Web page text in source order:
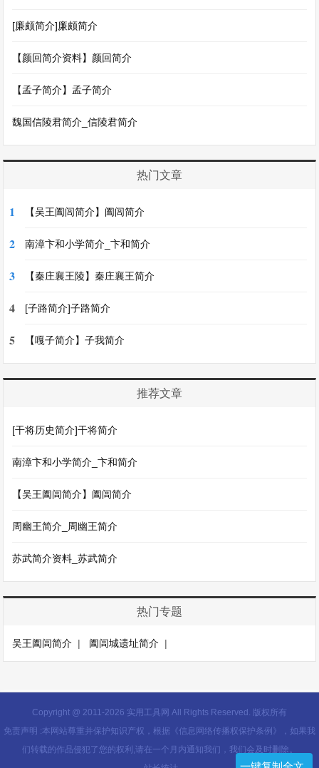
[廉颇简介]廉颇简介
【颜回简介资料】颜回简介
【孟子简介】孟子简介
魏国信陵君简介_信陵君简介
热门文章
1 【吴王阖闾简介】阖闾简介
2 南漳卞和小学简介_卞和简介
3 【秦庄襄王陵】秦庄襄王简介
4 [子路简介]子路简介
5 【嘎子简介】子我简介
推荐文章
[干将历史简介]干将简介
南漳卞和小学简介_卞和简介
【吴王阖闾简介】阖闾简介
周幽王简介_周幽王简介
苏武简介资料_苏武简介
热门专题
吴王阖闾简介 | 阖闾城遗址简介 |
Copyright @ 2011-2026 实用工具网 All Rights Reserved. 版权所有
免责声明 :本网站尊重并保护知识产权，根据《信息网络传播权保护条例》，如果我
们转载的作品侵犯了您的权利,请在一个月内通知我们，我们会及时删除。